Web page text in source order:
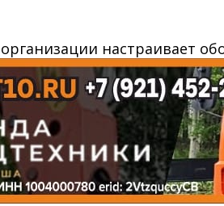
настраивает